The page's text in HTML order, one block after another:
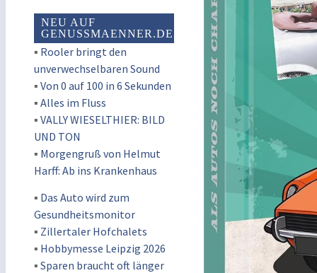
NEU AUF
GENUSSMAENNER.DE
▪ Rooler bringt den
unverwechselbaren Sound
▪ Von 0 auf 100 in 6 Sekunden
▪ Alles im Fluss
▪ VALLY WIESELTHIER: BILD
UND TON
▪ Morgengruß von Helmut
Harff: Ab ins Krankenhaus
▪ Das Auto wird zum
Gesundheitsmonitor
▪ Zillertaler Hofchalets
▪ Hobbymesse Leipzig 2026
▪ Sparen braucht oft länger